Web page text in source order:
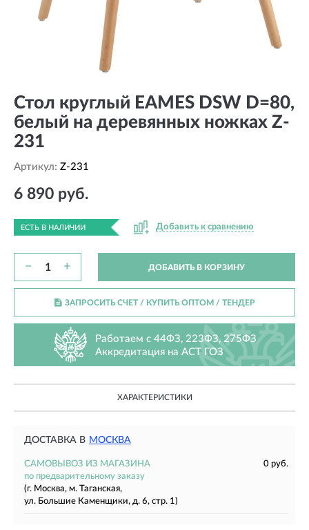
Стол круглый EAMES DSW D=80,
белый на деревянных ножках Z-
231
Артикул: Z-231
6 890 руб.
ЕСТЬ В НАЛИЧИИ Добавить к сравнению
− + ДОБАВИТЬ В КОРЗИНУ
ЗАПРОСИТЬ СЧЕТ / КУПИТЬ ОПТОМ / ТЕНДЕР
Работаем с 44ФЗ, 223ФЗ, 275ФЗ
Аккредитация на АСТ ГОЗ
ХАРАКТЕРИСТИКИ
ДОСТАВКА В МОСКВА
САМОВЫВОЗ ИЗ МАГАЗИНА
0 руб.
по предварительному заказу
(г. Москва, м. Таганская,
ул. Большие Каменщики, д. 6, стр. 1)